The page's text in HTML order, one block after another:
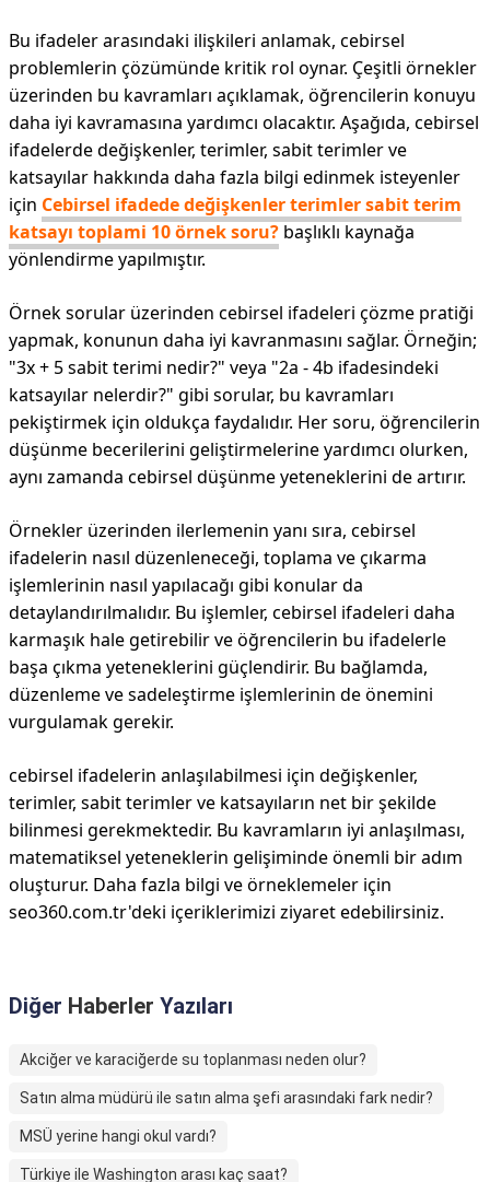
Bu ifadeler arasındaki ilişkileri anlamak, cebirsel
problemlerin çözümünde kritik rol oynar. Çeşitli örnekler
üzerinden bu kavramları açıklamak, öğrencilerin konuyu
daha iyi kavramasına yardımcı olacaktır. Aşağıda, cebirsel
ifadelerde değişkenler, terimler, sabit terimler ve
katsayılar hakkında daha fazla bilgi edinmek isteyenler
için Cebirsel ifadede değişkenler terimler sabit terim
katsayı toplami 10 örnek soru? başlıklı kaynağa
yönlendirme yapılmıştır.
Örnek sorular üzerinden cebirsel ifadeleri çözme pratiği
yapmak, konunun daha iyi kavranmasını sağlar. Örneğin;
"3x + 5 sabit terimi nedir?" veya "2a - 4b ifadesindeki
katsayılar nelerdir?" gibi sorular, bu kavramları
pekiştirmek için oldukça faydalıdır. Her soru, öğrencilerin
düşünme becerilerini geliştirmelerine yardımcı olurken,
aynı zamanda cebirsel düşünme yeteneklerini de artırır.
Örnekler üzerinden ilerlemenin yanı sıra, cebirsel
ifadelerin nasıl düzenleneceği, toplama ve çıkarma
işlemlerinin nasıl yapılacağı gibi konular da
detaylandırılmalıdır. Bu işlemler, cebirsel ifadeleri daha
karmaşık hale getirebilir ve öğrencilerin bu ifadelerle
başa çıkma yeteneklerini güçlendirir. Bu bağlamda,
düzenleme ve sadeleştirme işlemlerinin de önemini
vurgulamak gerekir.
cebirsel ifadelerin anlaşılabilmesi için değişkenler,
terimler, sabit terimler ve katsayıların net bir şekilde
bilinmesi gerekmektedir. Bu kavramların iyi anlaşılması,
matematiksel yeteneklerin gelişiminde önemli bir adım
oluşturur. Daha fazla bilgi ve örneklemeler için
seo360.com.tr'deki içeriklerimizi ziyaret edebilirsiniz.
Diğer Haberler Yazıları
Akciğer ve karaciğerde su toplanması neden olur?
Satın alma müdürü ile satın alma şefi arasındaki fark nedir?
MSÜ yerine hangi okul vardı?
Türkiye ile Washington arası kaç saat?